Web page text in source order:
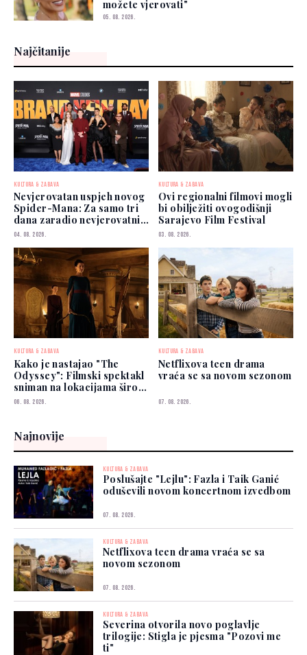
možete vjerovati"
05. 08. 2026.
Najčitanije
KULTURA & ZABAVA
Nevjerovatan uspjeh novog
Spider-Mana: Za samo tri
dana zaradio nevjerovatnih
927 miliona dolara
04. 08. 2026.
KULTURA & ZABAVA
Ovi regionalni filmovi mogli
bi obilježiti ovogodišnji
Sarajevo Film Festival
03. 08. 2026.
KULTURA & ZABAVA
Kako je nastajao "The
Odyssey": Filmski spektakl
sniman na lokacijama širom
svijeta
06. 08. 2026.
KULTURA & ZABAVA
Netflixova teen drama
vraća se sa novom sezonom
07. 08. 2026.
Najnovije
KULTURA & ZABAVA
Poslušajte "Lejlu": Fazla i Taik Ganić
oduševili novom koncertnom izvedbom
07. 08. 2026.
KULTURA & ZABAVA
Netflixova teen drama vraća se sa
novom sezonom
07. 08. 2026.
KULTURA & ZABAVA
Severina otvorila novo poglavlje
trilogije: Stigla je pjesma "Pozovi me
ti"